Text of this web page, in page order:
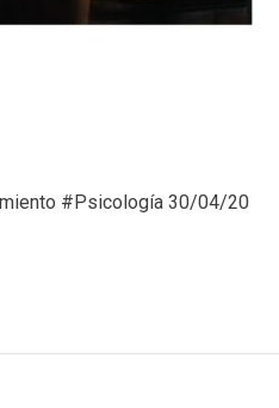
#Psicología 30/04/20